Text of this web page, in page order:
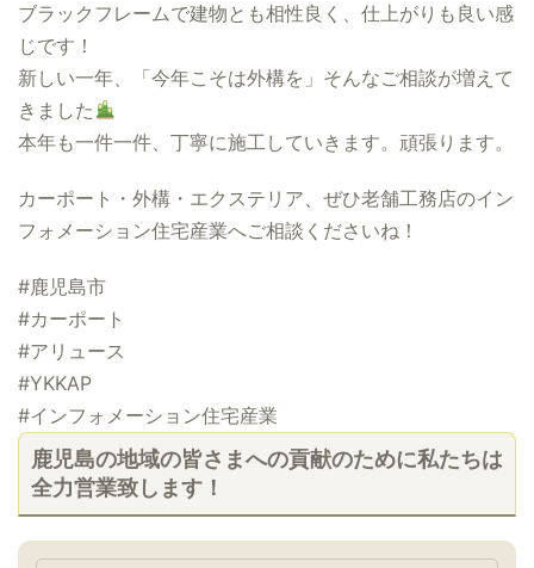
ブラックフレームで建物とも相性良く、仕上がりも良い感
じです！
新しい一年、「今年こそは外構を」そんなご相談が増えて
きました
本年も一件一件、丁寧に施工していきます。頑張ります。
カーポート・外構・エクステリア、ぜひ老舗工務店のイン
フォメーション住宅産業へご相談くださいね！
#鹿児島市
#カーポート
#アリュース
#YKKAP
#インフォメーション住宅産業
鹿児島の地域の皆さまへの貢献のために私たちは
全力営業致します！